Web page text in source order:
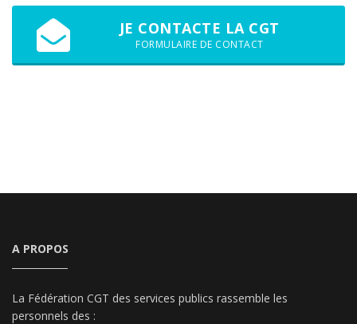
JE CONTACTE LA CGT
FORMULAIRE DE CONTACT
A PROPOS
La Fédération CGT des services publics rassemble les
personnels des :